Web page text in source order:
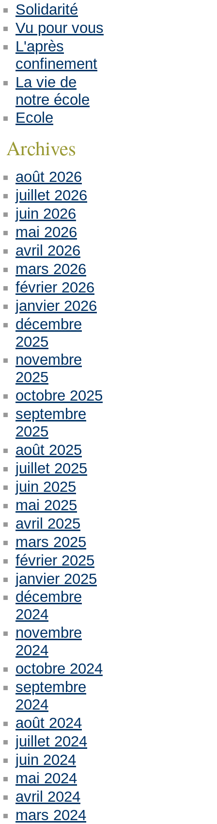
Solidarité
Vu pour vous
L'après
confinement
La vie de
notre école
Ecole
Archives
août 2026
juillet 2026
juin 2026
mai 2026
avril 2026
mars 2026
février 2026
janvier 2026
décembre
2025
novembre
2025
octobre 2025
septembre
2025
août 2025
juillet 2025
juin 2025
mai 2025
avril 2025
mars 2025
février 2025
janvier 2025
décembre
2024
novembre
2024
octobre 2024
septembre
2024
août 2024
juillet 2024
juin 2024
mai 2024
avril 2024
mars 2024